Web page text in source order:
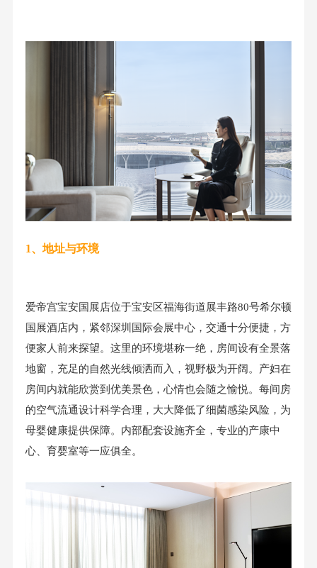
1、地址与环境
爱帝宫宝安国展店位于宝安区福海街道展丰路80号希尔顿
国展酒店内，紧邻深圳国际会展中心，交通十分便捷，方
便家人前来探望。这里的环境堪称一绝，房间设有全景落
地窗，充足的自然光线倾洒而入，视野极为开阔。产妇在
房间内就能欣赏到优美景色，心情也会随之愉悦。每间房
的空气流通设计科学合理，大大降低了细菌感染风险，为
母婴健康提供保障。内部配套设施齐全，专业的产康中
心、育婴室等一应俱全。